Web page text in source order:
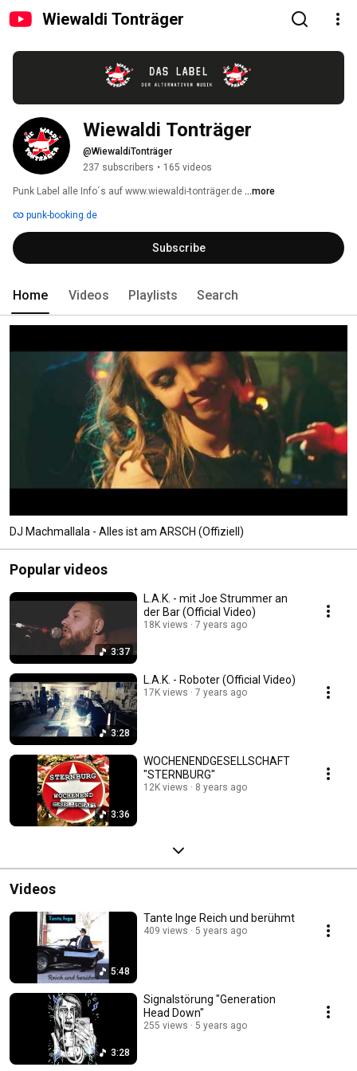
Wiewaldi Tonträger
Wiewaldi Tonträger
@WiewaldiTonträger
237 subscribers • 165 videos
Punk Label alle Info´s auf www.wiewaldi-tonträger.de ...more
punk-booking.de
Subscribe
Home Videos Playlists Search
DJ Machmallala - Alles ist am ARSCH (Offiziell)
Popular videos
3:37
L.A.K. - mit Joe Strummer an
der Bar (Official Video)
18K views 7 years ago
3:28
L.A.K. - Roboter (Official Video)
17K views 7 years ago
3:36
WOCHENENDGESELLSCHAFT
"STERNBURG"
12K views 8 years ago
Videos
5:48
Tante Inge Reich und berühmt
409 views 5 years ago
3:28
Signalstörung "Generation
Head Down"
255 views 5 years ago